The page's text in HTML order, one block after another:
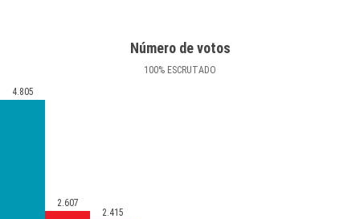
Número de votos
100% ESCRUTADO
4.805
2.607
2.415